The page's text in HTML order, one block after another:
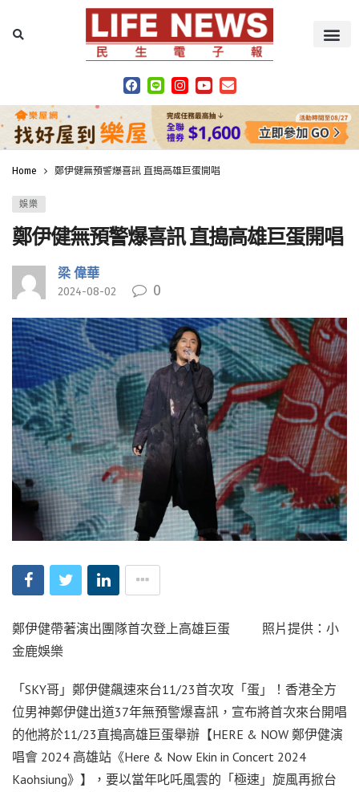
Home 鄭伊健無預警爆喜訊 直搗高雄巨蛋開唱
娛樂
鄭伊健無預警爆喜訊 直搗高雄巨蛋開唱
梁 偉華
2024-08-02 0
鄭伊健帶著演出團隊首次登上高雄巨蛋 照片提供：小
金鹿娛樂
「SKY哥」鄭伊健飆速來台11/23首次攻「蛋」！香港全方
位男神鄭伊健出道37年無預警爆喜訊，宣布將首次來台開唱
的他將於11/23直搗高雄巨蛋舉辦【HERE & NOW 鄭伊健演
唱會 2024 高雄站《Here & Now Ekin in Concert 2024
Kaohsiung》】，要以當年叱吒風雲的「極速」旋風再掀台